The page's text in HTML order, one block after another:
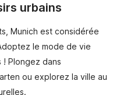
urbains
Munich est considérée
le mode de vie
! Plongez dans
ou explorez la ville au